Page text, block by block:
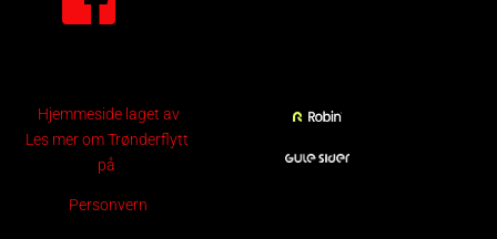
Hjemmeside laget av
Les mer om Trønderflytt
på
Personvern